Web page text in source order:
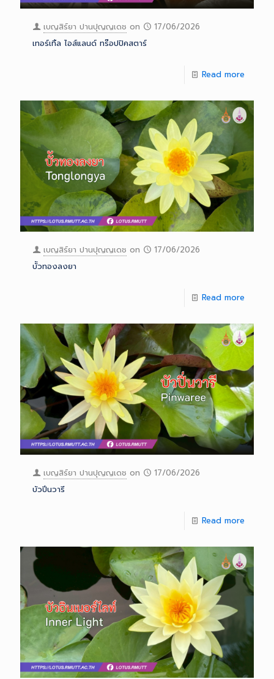
เบญสิร์ยา ปานปุญญเดช on
17/06/2026
เทอร์เทิ้ล ไอส์แลนด์ ทร๊อปปิคสตาร์
Read more
เบญสิร์ยา ปานปุญญเดช on
17/06/2026
บััวทองลงยา
Read more
เบญสิร์ยา ปานปุญญเดช on
17/06/2026
บัวปิ่นวารี
Read more